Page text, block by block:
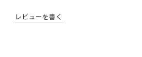
レビューを書く